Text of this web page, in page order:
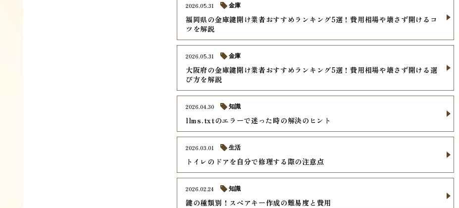
福岡県の金庫鍵開け業者おすすめランキング5選！費用相場や壊さず開けるコ
ツを解説
2026.05.31 金庫
大阪府の金庫鍵開け業者おすすめランキング5選！費用相場や壊さず開ける選
び方を解説
2026.05.31 金庫
llms.txtのエラーで迷った時の解決のヒント
2026.04.30 知識
トイレのドアを自分で修理する際の注意点
2026.03.01 生活
鍵の種類別！スペアキー作成の難易度と費用
2026.02.24 知識